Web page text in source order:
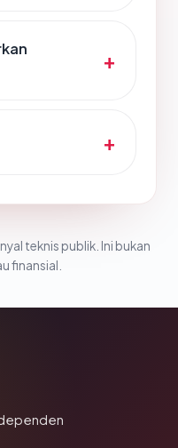
teknis publik. Ini bukan
finansial.